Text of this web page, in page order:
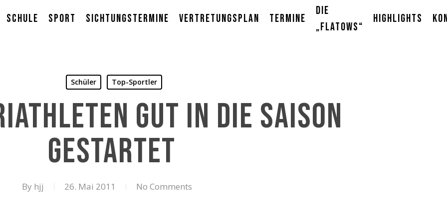
Schule Sport Sichtungstermine Vertretungsplan Termine
Die
„Flatows“
Highlights
Schüler Top-Sportler
gut in die Saison
gestartet
By hjj 26. Mai 2011 No Comments